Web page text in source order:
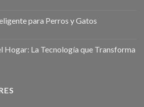
para Perros y Gatos
Hogar: La Tecnología que Transforma